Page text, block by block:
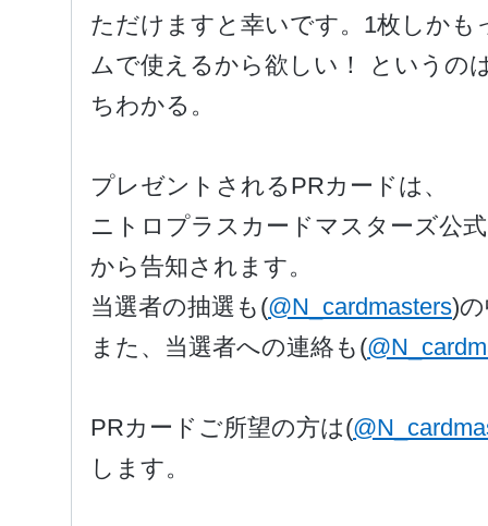
ただけますと幸いです。 1枚しかも
ムで使えるから欲しい！ というの
ちわかる。
プレゼントされるPRカードは、
ニトロプラスカードマスターズ公
から告知されます。
当選者の抽選も(@N_cardmasters)
また、当選者への連絡も(
PRカードご所望の方は(
します。